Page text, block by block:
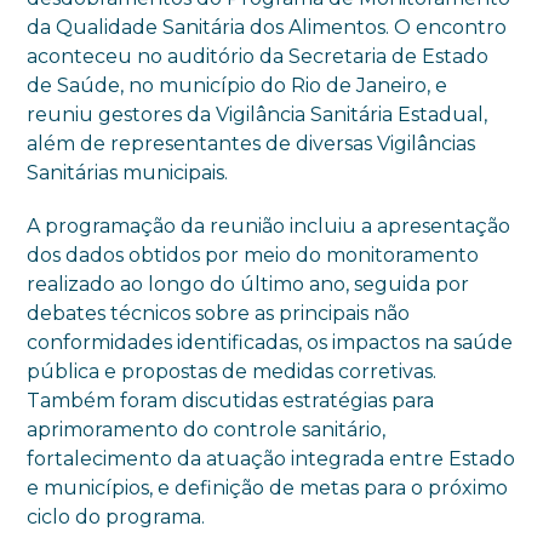
da Qualidade Sanitária dos Alimentos. O encontro
aconteceu no auditório da Secretaria de Estado
de Saúde, no município do Rio de Janeiro, e
reuniu gestores da Vigilância Sanitária Estadual,
além de representantes de diversas Vigilâncias
Sanitárias municipais.
A programação da reunião incluiu a apresentação
dos dados obtidos por meio do monitoramento
realizado ao longo do último ano, seguida por
debates técnicos sobre as principais não
conformidades identificadas, os impactos na saúde
pública e propostas de medidas corretivas.
Também foram discutidas estratégias para
aprimoramento do controle sanitário,
fortalecimento da atuação integrada entre Estado
e municípios, e definição de metas para o próximo
ciclo do programa.